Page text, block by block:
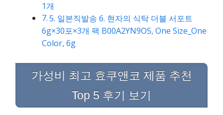
1개
5. 일본직발송 6. 현자의 식탁 더블 서포트
6g×30포×3개 팩 B00A2YN9OS, One Size_One
Color, 6g
가성비 최고 효쿠앤코 제품 추천
Top 5 후기 보기